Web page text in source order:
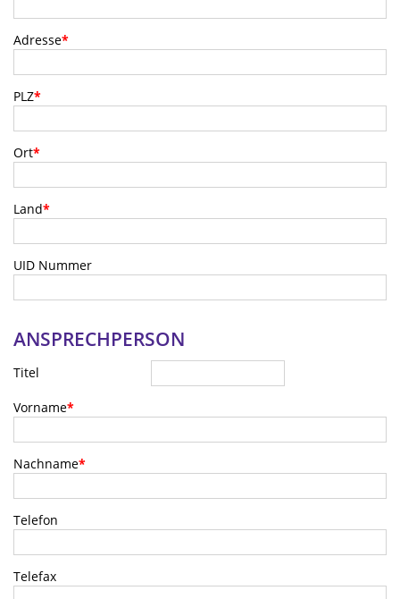
Adresse*
PLZ*
Ort*
Land*
UID Nummer
ANSPRECHPERSON
Titel
Vorname*
Nachname*
Telefon
Telefax